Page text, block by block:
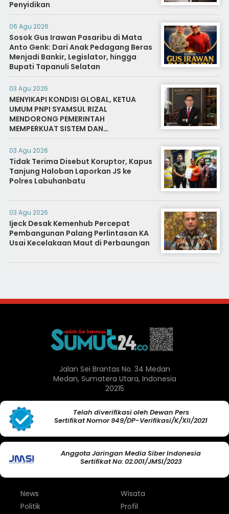
Penyidikan
06 Agu 2026
Sosok Gus Irawan Pasaribu di Mata
Anto Genk: Dari Anak Pedagang Beras
Menjadi Bankir, Legislator, hingga
Bupati Tapanuli Selatan
03 Agu 2026
MENYIKAPI KONDISI GLOBAL, KETUA
UMUM PNPI SYAMSUL RIZAL
MENDORONG PEMERINTAH
MEMPERKUAT SISTEM DAN
INFRASTRUKTUR INTELIJEN NEGARA
03 Agu 2026
Tidak Terima Disebut Koruptor, Kapus
Tanjung Haloban Laporkan JS ke
Polres Labuhanbatu
03 Agu 2026
Ijeck Desak Kemenhub Percepat
Pembangunan Palang Perlintasan KA
Usai Kecelakaan Maut di Perbaungan
Jalan Sei Brantas No. 34 Medan
Medan, Sumatera Utara, Indonesia
20215
Telah diverifikasi oleh Dewan Pers
Sertifikat Nomor 949/DP-Verifikasi/K/XII/2021
Anggota Jaringan Media Siber Indonesia
Sertifikat No: 02.001/JMSI/2023
News
Politik
Wisata
Profil